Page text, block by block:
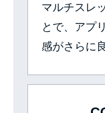
マルチスレ
とで、アプ
感がさらに